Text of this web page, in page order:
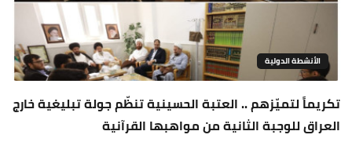
الأنشطة الدولية
تكريماً لتميّزهم .. العتبة الحسينية تنظّم جولة تبليغية خارج
العراق للوجبة الثانية من مواهبها القرآنية